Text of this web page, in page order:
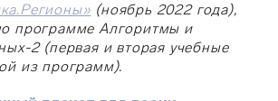
(ноябрь 2022 года),
программе Алгоритмы и
2 (первая и вторая учебные
из программ).